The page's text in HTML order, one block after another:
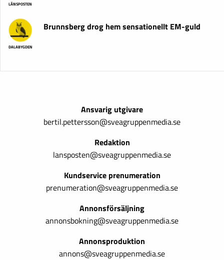
LÄNSPOSTEN
DALABYGDEN
Brunnsberg drog hem sensationellt EM-guld
Ansvarig utgivare
bertil.pettersson@sveagruppenmedia.se
Redaktion
lansposten@sveagruppenmedia.se
Kundservice prenumeration
prenumeration@sveagruppenmedia.se
Annonsförsäljning
annonsbokning@sveagruppenmedia.se
Annonsproduktion
annons@sveagruppenmedia.se